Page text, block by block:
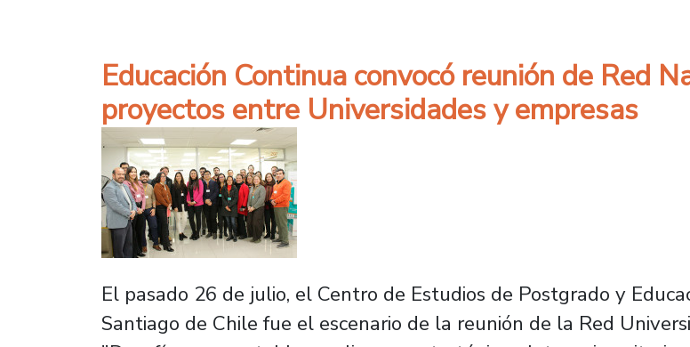
Educación Continua convocó reunión de Red
proyectos entre Universidades y empresas
El pasado 26 de julio, el Centro de Estudios de Postgrado y
Santiago de Chile fue el escenario de la reunión de la Red